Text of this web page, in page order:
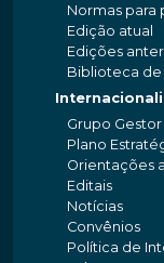
Normas para
Edição atual
Edições
Biblioteca de
Grupo Gestor
Plano
Orientações
Editais
Notícias
Convênios
Política de